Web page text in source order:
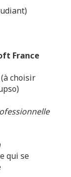
France
choisir
qui se